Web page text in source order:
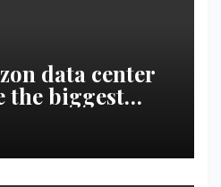
data center
the biggest
in the U.S. |